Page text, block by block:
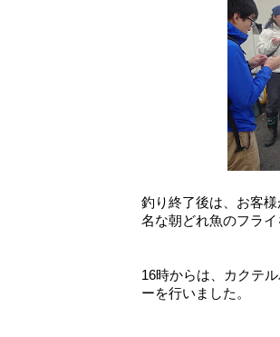
釣り終了後は、お客
名な朝どれ魚のフラ
16時からは、カクテ
ーを行いました。